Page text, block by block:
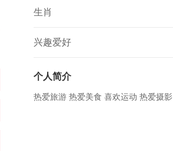
生肖
兴趣爱好
个人简介
热爱旅游 热爱美食 喜欢运动 热爱摄影